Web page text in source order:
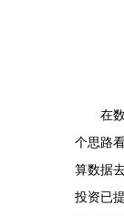
在
个思路
算数据
投资已